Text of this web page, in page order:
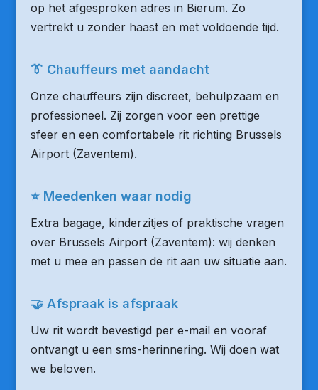
op het afgesproken adres in Bierum. Zo
vertrekt u zonder haast en met voldoende tijd.
👔 Chauffeurs met aandacht
Onze chauffeurs zijn discreet, behulpzaam en
professioneel. Zij zorgen voor een prettige
sfeer en een comfortabele rit richting Brussels
Airport (Zaventem).
⭐ Meedenken waar nodig
Extra bagage, kinderzitjes of praktische vragen
over Brussels Airport (Zaventem): wij denken
met u mee en passen de rit aan uw situatie aan.
🤝 Afspraak is afspraak
Uw rit wordt bevestigd per e-mail en vooraf
ontvangt u een sms-herinnering. Wij doen wat
we beloven.